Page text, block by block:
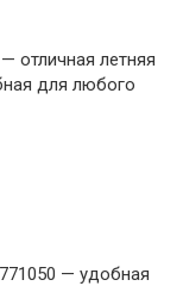
отличная летняя
для любого
— удобная